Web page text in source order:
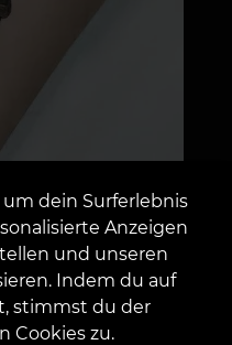
dein Surferlebnis
Anzeigen
und unseren
Indem du auf
stimmst du der
Cookies zu.